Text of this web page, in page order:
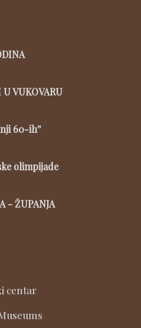
VUKOVARU
60-ih''
olimpijade
- ŽUPANJA
centar